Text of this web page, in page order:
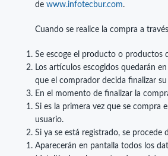
de www.infotecbur.com.
Cuando se realice la compra a
Se escoge el producto o productos
Los artículos escogidos quedarán
que el comprador decida finalizar
En el momento de finalizar la
Si es la primera vez que se compra
usuario.
Si ya se está registrado, se
Aparecerán en pantalla todos los